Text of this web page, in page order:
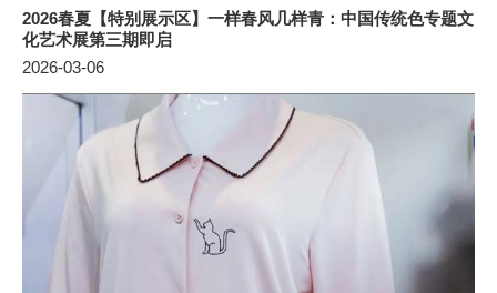
2026春夏【特别展示区】一样春风几样青：中国传统色专题文
化艺术展第三期即启
2026-03-06